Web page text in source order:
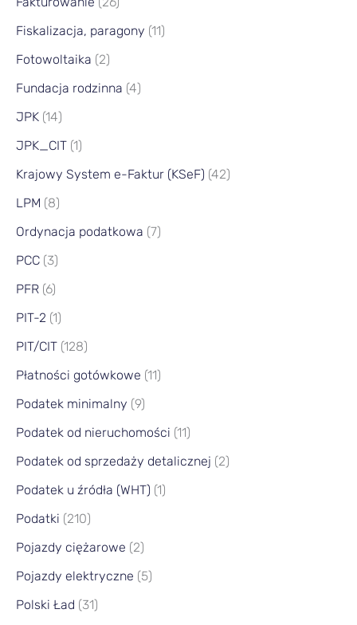
Fiskalizacja, paragony (11)
Fotowoltaika (2)
Fundacja rodzinna (4)
JPK (14)
JPK_CIT (1)
Krajowy System e-Faktur (KSeF) (42)
LPM (8)
Ordynacja podatkowa (7)
PCC (3)
PFR (6)
PIT-2 (1)
PIT/CIT (128)
Płatności gotówkowe (11)
Podatek minimalny (9)
Podatek od nieruchomości (11)
Podatek od sprzedaży detalicznej (2)
Podatek u źródła (WHT) (1)
Podatki (210)
Pojazdy ciężarowe (2)
Pojazdy elektryczne (5)
Polski Ład (31)